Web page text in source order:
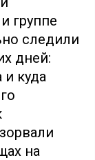
группе
следили
дней:
и куда
на